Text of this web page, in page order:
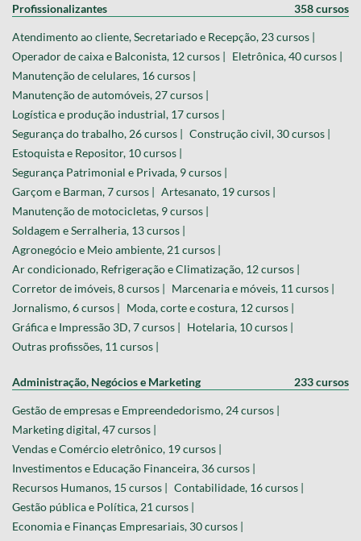
Profissionalizantes 358 cursos
Atendimento ao cliente, Secretariado e Recepção, 23 cursos |
Operador de caixa e Balconista, 12 cursos | Eletrônica, 40 cursos |
Manutenção de celulares, 16 cursos |
Manutenção de automóveis, 27 cursos |
Logística e produção industrial, 17 cursos |
Segurança do trabalho, 26 cursos | Construção civil, 30 cursos |
Estoquista e Repositor, 10 cursos |
Segurança Patrimonial e Privada, 9 cursos |
Garçom e Barman, 7 cursos | Artesanato, 19 cursos |
Manutenção de motocicletas, 9 cursos |
Soldagem e Serralheria, 13 cursos |
Agronegócio e Meio ambiente, 21 cursos |
Ar condicionado, Refrigeração e Climatização, 12 cursos |
Corretor de imóveis, 8 cursos | Marcenaria e móveis, 11 cursos |
Jornalismo, 6 cursos | Moda, corte e costura, 12 cursos |
Gráfica e Impressão 3D, 7 cursos | Hotelaria, 10 cursos |
Outras profissões, 11 cursos |
Administração, Negócios e Marketing 233 cursos
Gestão de empresas e Empreendedorismo, 24 cursos |
Marketing digital, 47 cursos |
Vendas e Comércio eletrônico, 19 cursos |
Investimentos e Educação Financeira, 36 cursos |
Recursos Humanos, 15 cursos | Contabilidade, 16 cursos |
Gestão pública e Política, 21 cursos |
Economia e Finanças Empresariais, 30 cursos |